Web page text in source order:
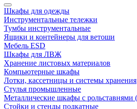
Шкафы для одежды
Инструментальные тележки
Тумбы инструментальные
Ящики и контейнеры для ветоши
Мебель ESD
Шкафы для ЛВЖ
Хранение листовых материалов
Компьютерные шкафы
Лотки, кассетницы и системы хранения
Стулья промышленные
Металлические шкафы с
Стойки и стенды подкатные